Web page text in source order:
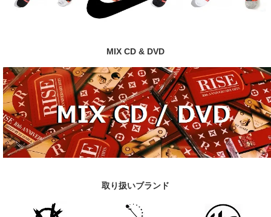
MIX CD & DVD
取り扱いブランド